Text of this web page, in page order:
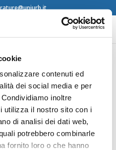
contenuti ed
dei social media e per
inoltre
utilizza il nostro sito con i
di analisi dei dati web,
potrebbero combinarle
fornito loro o che hanno
(Ed.),
Aires,